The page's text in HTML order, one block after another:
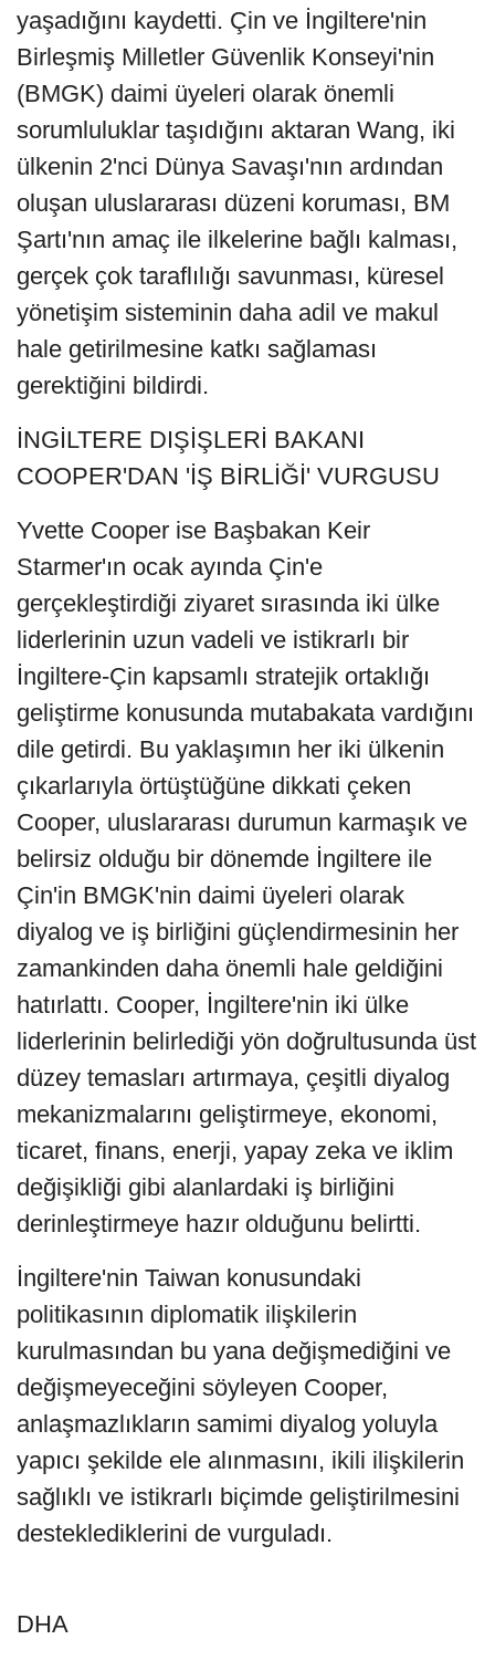
yaşadığını kaydetti. Çin ve İngiltere'nin
Birleşmiş Milletler Güvenlik Konseyi'nin
(BMGK) daimi üyeleri olarak önemli
sorumluluklar taşıdığını aktaran Wang, iki
ülkenin 2'nci Dünya Savaşı'nın ardından
oluşan uluslararası düzeni koruması, BM
Şartı'nın amaç ile ilkelerine bağlı kalması,
gerçek çok taraflılığı savunması, küresel
yönetişim sisteminin daha adil ve makul
hale getirilmesine katkı sağlaması
gerektiğini bildirdi.
İNGİLTERE DIŞİŞLERİ BAKANI
COOPER'DAN 'İŞ BİRLİĞİ' VURGUSU
Yvette Cooper ise Başbakan Keir
Starmer'ın ocak ayında Çin'e
gerçekleştirdiği ziyaret sırasında iki ülke
liderlerinin uzun vadeli ve istikrarlı bir
İngiltere-Çin kapsamlı stratejik ortaklığı
geliştirme konusunda mutabakata vardığını
dile getirdi. Bu yaklaşımın her iki ülkenin
çıkarlarıyla örtüştüğüne dikkati çeken
Cooper, uluslararası durumun karmaşık ve
belirsiz olduğu bir dönemde İngiltere ile
Çin'in BMGK'nin daimi üyeleri olarak
diyalog ve iş birliğini güçlendirmesinin her
zamankinden daha önemli hale geldiğini
hatırlattı. Cooper, İngiltere'nin iki ülke
liderlerinin belirlediği yön doğrultusunda üst
düzey temasları artırmaya, çeşitli diyalog
mekanizmalarını geliştirmeye, ekonomi,
ticaret, finans, enerji, yapay zeka ve iklim
değişikliği gibi alanlardaki iş birliğini
derinleştirmeye hazır olduğunu belirtti.
İngiltere'nin Taiwan konusundaki
politikasının diplomatik ilişkilerin
kurulmasından bu yana değişmediğini ve
değişmeyeceğini söyleyen Cooper,
anlaşmazlıkların samimi diyalog yoluyla
yapıcı şekilde ele alınmasını, ikili ilişkilerin
sağlıklı ve istikrarlı biçimde geliştirilmesini
desteklediklerini de vurguladı.
DHA